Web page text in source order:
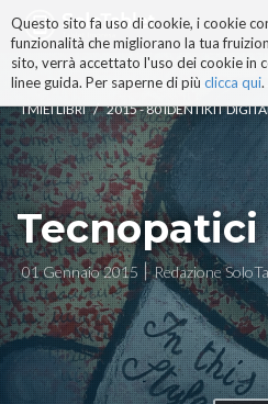
Questo sito fa uso di cookie, i cookie
funzionalità che migliorano la tua
sito, verrà accettato l'uso dei cookie in
linee guida. Per saperne di più clicca qui.
ai
contenuti.
|
alla
navigazione
I MIEI LIBRI / 2015 - 80 IDENTIKIT
Tecnopatici
01 Gennaio 2015 Redazione